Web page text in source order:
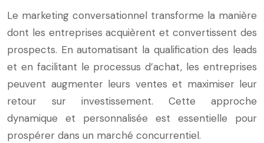
Le marketing conversationnel transforme la manière
dont les entreprises acquièrent et convertissent des
prospects. En automatisant la qualification des leads
et en facilitant le processus d’achat, les entreprises
peuvent augmenter leurs ventes et maximiser leur
retour sur investissement. Cette approche
dynamique et personnalisée est essentielle pour
prospérer dans un marché concurrentiel.